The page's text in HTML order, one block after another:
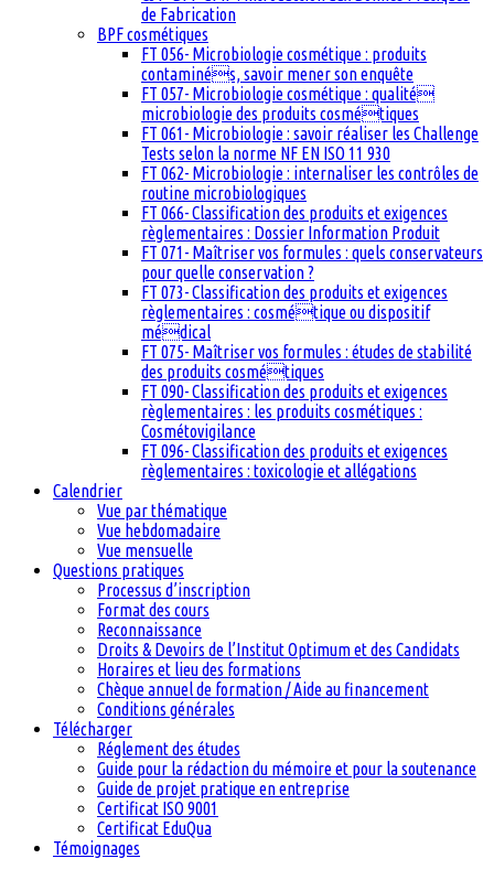
de Fabrication
BPF cosmétiques
FT 056- Microbiologie cosmétique : produits
contaminés, savoir mener son enquête
FT 057- Microbiologie cosmétique : qualité
microbiologie des produits cosmétiques
FT 061- Microbiologie : savoir réaliser les Challenge
Tests selon la norme NF EN ISO 11 930
FT 062- Microbiologie : internaliser les contrôles de
routine microbiologiques
FT 066- Classification des produits et exigences
règlementaires : Dossier Information Produit
FT 071- Maîtriser vos formules : quels conservateurs
pour quelle conservation ?
FT 073- Classification des produits et exigences
règlementaires : cosmétique ou dispositif
médical
FT 075- Maîtriser vos formules : études de stabilité
des produits cosmétiques
FT 090- Classification des produits et exigences
règlementaires : les produits cosmétiques :
Cosmétovigilance
FT 096- Classification des produits et exigences
règlementaires : toxicologie et allégations
Calendrier
Vue par thématique
Vue hebdomadaire
Vue mensuelle
Questions pratiques
Processus d’inscription
Format des cours
Reconnaissance
Droits & Devoirs de l’Institut Optimum et des Candidats
Horaires et lieu des formations
Chèque annuel de formation / Aide au financement
Conditions générales
Télécharger
Réglement des études
Guide pour la rédaction du mémoire et pour la soutenance
Guide de projet pratique en entreprise
Certificat ISO 9001
Certificat EduQua
Témoignages